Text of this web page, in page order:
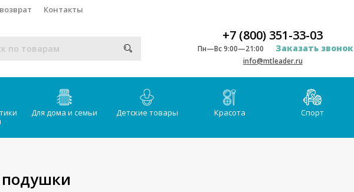
Контакты
+7 (800) 351-33-03
Пн—Вс 9:00—21:00 Заказать звонок
info@mtleader.ru
Для дома и семьи Детские товары Красота Спорт